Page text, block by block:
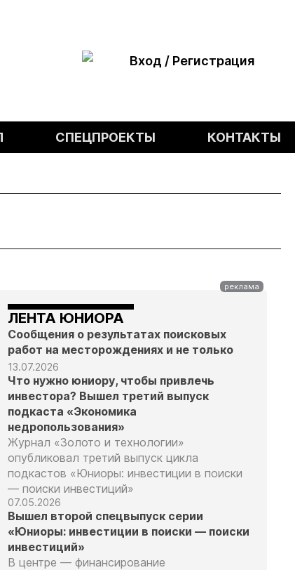
Вход / Регистрация
СПЕЦПРОЕКТЫ КОНТАКТЫ
ЛЕНТА ЮНИОРА
Сообщения о результатах поисковых
работ на месторождениях и не только
13.07.2026
Что нужно юниору, чтобы привлечь
инвестора? Вышел третий выпуск
подкаста «Экономика
недропользования»
Журнал «Золото и технологии»
опубликовал третий выпуск цикла
подкастов «Юниоры: инвестиции в поиски
— поиски инвестиций»
07.05.2026
Вышел второй спецвыпуск серии
«Юниоры: инвестиции в поиски — поиски
инвестиций»
В центре — финансирование